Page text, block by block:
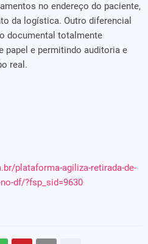
no endereço do paciente,
da logística. Outro diferencial
documental totalmente
papel e permitindo auditoria e
real.
plataforma-agiliza-retirada-de-
df/?fsp_sid=9630